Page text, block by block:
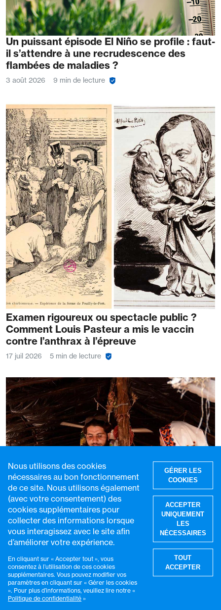
Un puissant épisode El Niño se profile : faut-
il s’attendre à une recrudescence des
flambées de maladies ?
3 août 2026 9 min de lecture
Examen rigoureux ou spectacle public ?
Comment Louis Pasteur a mis le vaccin
contre l’anthrax à l’épreuve
17 juil 2026 5 min de lecture
Intégrer les communautés nomades à la
vaccination au Pakistan
Nous utilisons des cookies
nécessaires au bon fonctionnement
de ce site. Nous utilisons également
(avec votre consentement) des
cookies supplémentaires pour
collecter des informations lorsque
vous interagissez avec le site afin
d’améliorer votre expérience.
En cliquant sur « Accepter tout », vous
consentez à l’utilisation de ces cookies
supplémentaires. Vous pouvez modifier vos
paramètres en cliquant sur « Gérer les cookies
». Pour plus d’informations, veuillez lire notre «
Politique de confidentialité »
GÉRER LES
COOKIES
ACCEPTER
UNIQUEMENT
LES
NÉCESSAIRES
TOUT
ACCEPTER